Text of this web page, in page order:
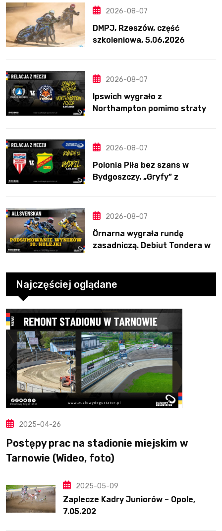
2026-08-07
DMPJ, Rzeszów, część
szkoleniowa, 5.06.2026
2026-08-07
Ipswich wygrało z
Northampton pomimo straty
2026-08-07
Polonia Piła bez szans w
Bydgoszczy. „Gryfy” z
2026-08-07
Örnarna wygrała rundę
zasadniczą. Debiut Tondera w
Najczęściej oglądane
2025-04-26
Postępy prac na stadionie miejskim w
Tarnowie (Wideo, foto)
2025-05-09
Zaplecze Kadry Juniorów – Opole,
7.05.202